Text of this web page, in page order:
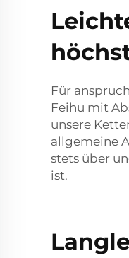
Für
Feihu mit
unsere
allgemeine
stets über
ist.